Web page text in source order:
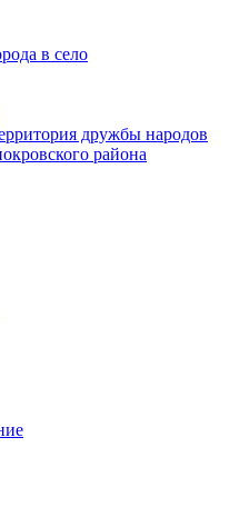
в село
дружбы народов
района